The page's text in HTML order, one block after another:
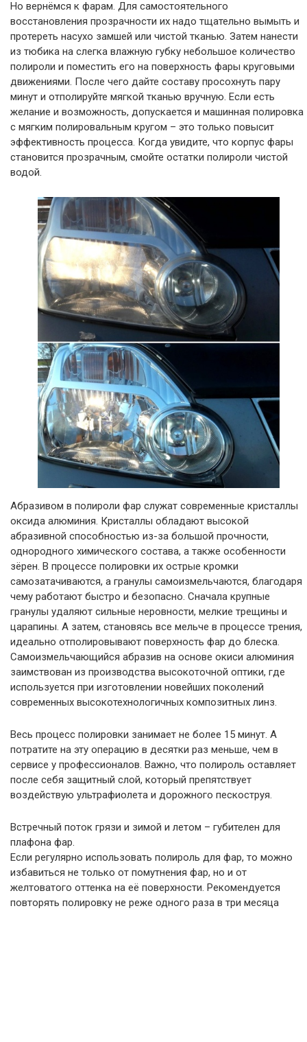
Но вернёмся к фарам. Для самостоятельного
восстановления прозрачности их надо тщательно вымыть и
протереть насухо замшей или чистой тканью. Затем нанести
из тюбика на слегка влажную губку небольшое количество
полироли и поместить его на поверхность фары круговыми
движениями. После чего дайте составу просохнуть пару
минут и отполируйте мягкой тканью вручную. Если есть
желание и возможность, допускается и машинная полировка
с мягким полировальным кругом – это только повысит
эффективность процесса. Когда увидите, что корпус фары
становится прозрачным, смойте остатки полироли чистой
водой.
Абразивом в полироли фар служат современные кристаллы
оксида алюминия. Кристаллы обладают высокой
абразивной способностью из-за большой прочности,
однородного химического состава, а также особенности
зёрен. В процессе полировки их острые кромки
самозатачиваются, а гранулы самоизмельчаются, благодаря
чему работают быстро и безопасно. Сначала крупные
гранулы удаляют сильные неровности, мелкие трещины и
царапины. А затем, становясь все мельче в процессе трения,
идеально отполировывают поверхность фар до блеска.
Самоизмельчающийся абразив на основе окиси алюминия
заимствован из производства высокоточной оптики, где
используется при изготовлении новейших поколений
современных высокотехнологичных композитных линз.
Весь процесс полировки занимает не более 15 минут. А
потратите на эту операцию в десятки раз меньше, чем в
сервисе у профессионалов. Важно, что полироль оставляет
после себя защитный слой, который препятствует
воздействую ультрафиолета и дорожного пескоструя.
Встречный поток грязи и зимой и летом – губителен для
плафона фар.
Если регулярно использовать полироль для фар, то можно
избавиться не только от помутнения фар, но и от
желтоватого оттенка на её поверхности. Рекомендуется
повторять полировку не реже одного раза в три месяца